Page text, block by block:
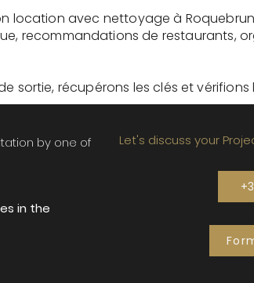
location avec nettoyage à
recommandations de restaurants,
sortie, récupérons les clés et
by one of
in the
Let's discuss your